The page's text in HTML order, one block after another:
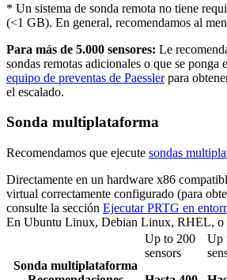
* Un sistema de sonda remota no tiene
(<1 GB). En general, recomendamos al
Para más de 5.000 sensores: Le
sondas remotas adicionales o que se ponga
equipo de preventas de Paesslerpara
el escalado.
Sonda multiplataforma
Recomendamos que ejecute sondas
Directamente en un hardware x86
virtual correctamente configurado (para
consulte la sección Ejecutar PRTG en
En Ubuntu Linux, Debian Linux, RHEL, o
Sonda multiplataforma
Up to 200
sensors
Up